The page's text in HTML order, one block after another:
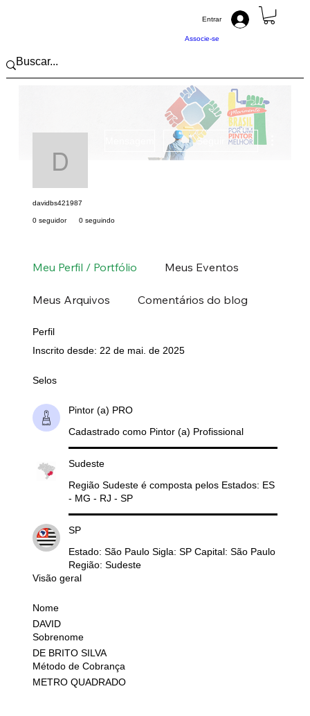
Associe-se
Entrar
davidbs421987
Seguir
davidbs421987
0 seguidor 0 seguindo
Meu Perfil / Portfólio Meus Eventos
Meus Arquivos Comentários do blog
Perfil
Inscrito desde: 22 de mai. de 2025
Selos
Pintor (a) PRO
Cadastrado como Pintor (a) Profissional
Sudeste
Região Sudeste é composta pelos Estados: ES
- MG - RJ - SP
SP
Estado: São Paulo Sigla: SP Capital: São Paulo
Região: Sudeste
Visão geral
Nome
DAVID
Sobrenome
DE BRITO SILVA
Método de Cobrança
METRO QUADRADO